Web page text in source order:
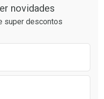
novidades
super descontos